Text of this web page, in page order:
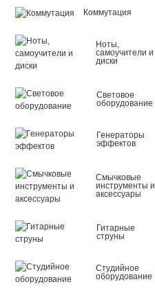
Коммутация
Ноты,
самоучители и
диски
Световое
оборудование
Генераторы
эффектов
Смычковые
инструменты и
аксессуары
Гитарные
струны
Студийное
оборудование